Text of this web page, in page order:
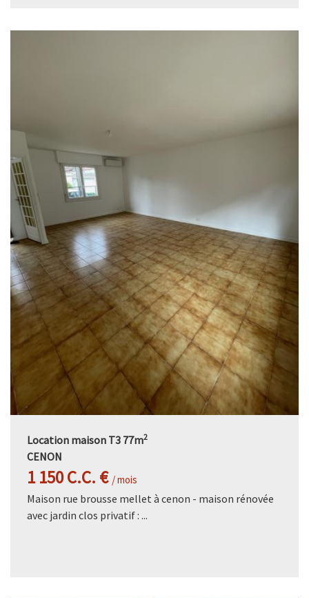
Location maison T3 77m2
CENON
1 150 C.C. € / mois
Maison rue brousse mellet à cenon - maison rénovée
avec jardin clos privatif : ...